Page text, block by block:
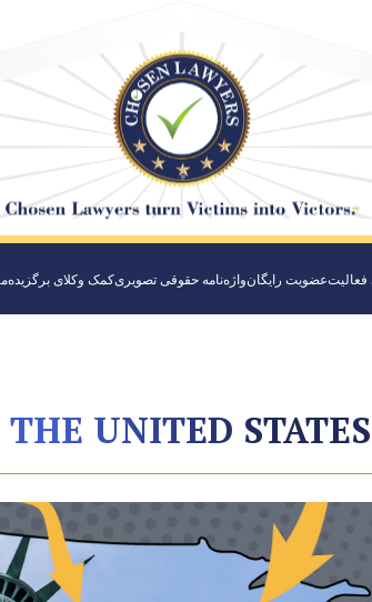
فعالیتعضویت رایگانواژه‌نامه حقوقی تصویریکمک وکلای برگزیده
UNITED